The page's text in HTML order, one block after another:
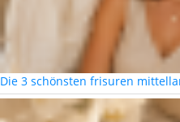
Die 3 schönsten frisuren